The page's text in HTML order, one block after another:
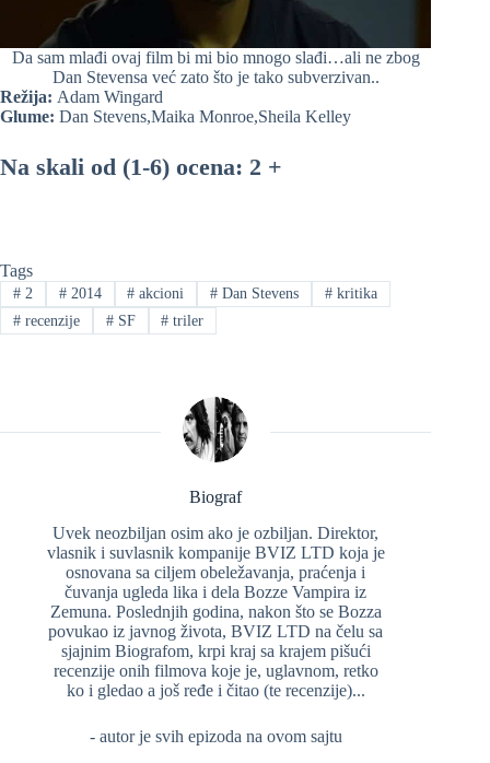
Da sam mlađi ovaj film bi mi bio mnogo slađi…ali ne zbog
Dan Stevensa već zato što je tako subverzivan..
Režija: Adam Wingard
Glume: Dan Stevens,Maika Monroe,Sheila Kelley
Na skali od (1-6) ocena: 2 +
Tags
#2 #2014 # akcioni # Dan Stevens # kritika
#recenzije #SF # triler
Biograf
Uvek neozbiljan osim ako je ozbiljan. Direktor,
vlasnik i suvlasnik kompanije BVIZ LTD koja je
osnovana sa ciljem obeležavanja, praćenja i
čuvanja ugleda lika i dela Bozze Vampira iz
Zemuna. Poslednjih godina, nakon što se Bozza
povukao iz javnog života, BVIZ LTD na čelu sa
sjajnim Biografom, krpi kraj sa krajem pišući
recenzije onih filmova koje je, uglavnom, retko
ko i gledao a još ređe i čitao (te recenzije)...
- autor je svih epizoda na ovom sajtu